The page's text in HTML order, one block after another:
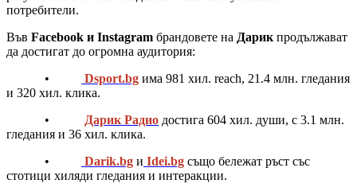
потребители.
Във Facebook и Instagram брандовете на Дарик продължават
да достигат до огромна аудитория:
•
Dsport.bg има 981 хил. reach, 21.4 млн. гледания
и 320 хил. клика.
•
Дарик Радио достига 604 хил. души, с 3.1 млн.
гледания и 36 хил. клика.
•
Darik.bg и Idei.bg също бележат ръст със
стотици хиляди гледания и интеракции.